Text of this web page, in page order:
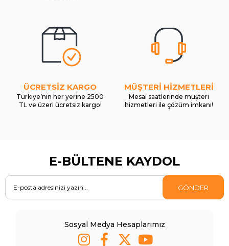
ÜCRETSİZ KARGO
Türkiye’nin her yerine 2500
TL ve üzeri ücretsiz kargo!
MÜŞTERİ HİZMETLERİ
Mesai saatlerinde müşteri
hizmetleri ile çözüm imkanı!
E-BÜLTENE KAYDOL
GÖNDER
Sosyal Medya Hesaplarımız